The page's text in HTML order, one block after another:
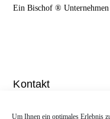
Um Ihnen ein optimales Erlebnis
Ein Bischof ® Unternehmen
Kontakt
Wasenweg 6, 73277